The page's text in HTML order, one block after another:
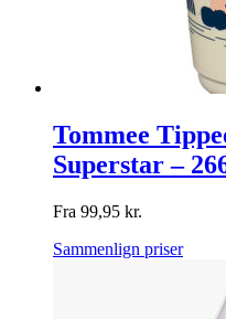
Tommee
Superstar –
Fra 99,95 kr.
Sammenlign priser